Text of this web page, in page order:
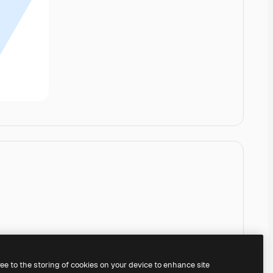
to the storing of cookies on your device to enhance site